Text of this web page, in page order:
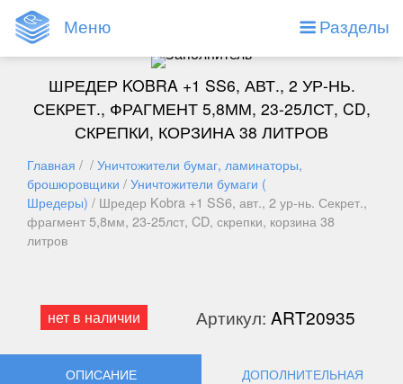
Меню Разделы
ШРЕДЕР KOBRA +1 SS6, АВТ., 2 УР-НЬ.
СЕКРЕТ., ФРАГМЕНТ 5,8ММ, 23-25ЛСТ, CD,
СКРЕПКИ, КОРЗИНА 38 ЛИТРОВ
Главная / /Уничтожители бумаг, ламинаторы,
брошюровщики /Уничтожители бумаги (
Шредеры) / Шредер Kobra +1 SS6, авт., 2 ур-нь. Секрет.,
фрагмент 5,8мм, 23-25лст, CD, скрепки, корзина 38
литров
нет в наличии Артикул: ART20935
ОПИСАНИЕ
ДОПОЛНИТЕЛЬНАЯ